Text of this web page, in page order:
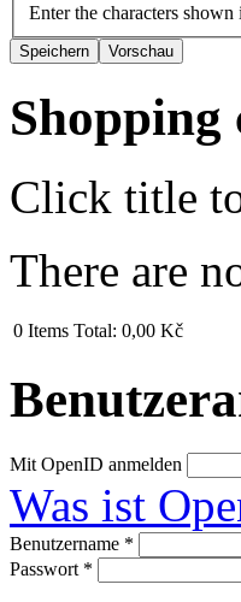
Enter the characters shown
Shopping
Click title
There are
0 Items Total: 0,00 Kč
Mit OpenID anmelden
Was ist
Benutzername *
Passwort *